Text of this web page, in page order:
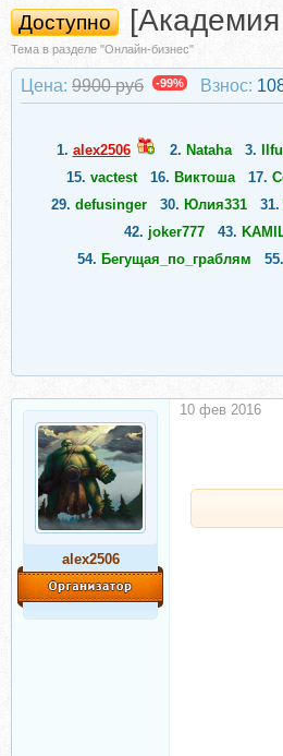
Доступно
Тема в разделе "Онлайн-бизнес"
Цена: 9900 руб -99% Взнос:
1. alex2506 2. Nataha 3.
15. vactest 16. Виктоша 17.
29. defusinger 30. Юлия331 31.
42. joker777 43.
54. Бегущая_по_граблям 55.
alex2506
10 фев 2016